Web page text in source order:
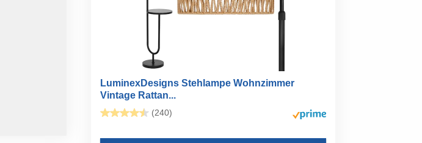
LuminexDesigns Stehlampe Wohnzimmer
Vintage Rattan...
(240)